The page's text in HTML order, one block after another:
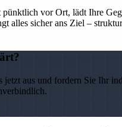
pünktlich vor Ort, lädt Ihre
alles sicher ans Ziel –
jetzt aus und fordern Sie Ihr